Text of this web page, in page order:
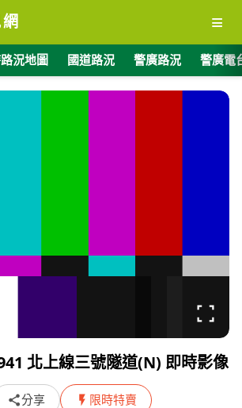
≡
況地圖 國道路況 警廣路況 警廣電
北上線三號隧道(N) 即時影像
分享 限時特賣